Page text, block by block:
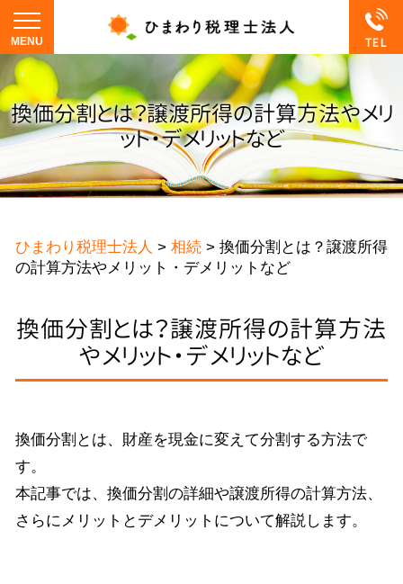
換価分割とは？譲渡所得の計算方法やメリ
ット・デメリットなど
ひまわり税理士法人 > 相続 > 換価分割とは？譲渡所得
の計算方法やメリット・デメリットなど
換価分割とは？譲渡所得の計算方法
やメリット・デメリットなど
換価分割とは、財産を現金に変えて分割する方法で
す。
本記事では、換価分割の詳細や譲渡所得の計算方法、
さらにメリットとデメリットについて解説します。